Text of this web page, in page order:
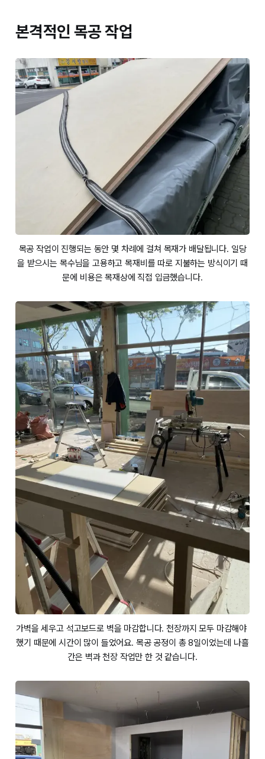
본격적인 목공 작업
목공 작업이 진행되는 동안 몇 차례에 걸쳐 목재가 배달됩니다. 일당
을 받으시는 목수님을 고용하고 목재비를 따로 지불하는 방식이기 때
문에 비용은 목재상에 직접 입금했습니다.
가벽을 세우고 석고보드로 벽을 마감합니다. 천장까지 모두 마감해야
했기 때문에 시간이 많이 들었어요. 목공 공정이 총 8일이었는데 나흘
간은 벽과 천장 작업만 한 것 같습니다.